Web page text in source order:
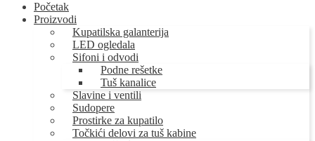
Početak
Proizvodi
Kupatilska galanterija
LED ogledala
Sifoni i odvodi
Podne rešetke
Tuš kanalice
Slavine i ventili
Sudopere
Prostirke za kupatilo
Točkići delovi za tuš kabine